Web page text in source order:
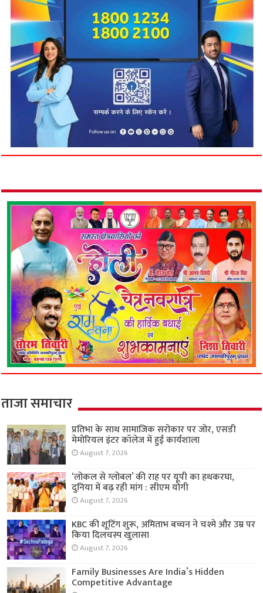
ताजा समाचार
प्रतिभा के साथ सामाजिक सरोकार पर जोर, एसडी
मेमोरियल इंटर कॉलेज में हुई कार्यशाला
August 7, 2026
‘लोकल से ग्लोबल’ की राह पर यूपी का हथकरघा,
दुनिया में बढ़ रही मांग : सीएम योगी
August 7, 2026
KBC की शूटिंग शुरू, अमिताभ बच्चन ने चश्मे और उम्र पर
किया दिलचस्प खुलासा
August 7, 2026
Family Businesses Are India’s Hidden
Competitive Advantage